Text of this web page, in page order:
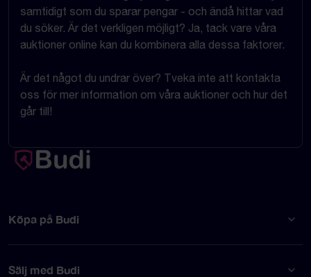
samtidigt som du sparar pengar - och ändå hittar vad
du söker. Är det verkligen möjligt? Ja, tack vare våra
auktioner online kan du kombinera alla dessa faktorer.
Är det något du undrar över? Tveka inte att kontakta
oss för mer information om våra auktioner och hur det
går till!
Köpa på Budi
Sälj med Budi